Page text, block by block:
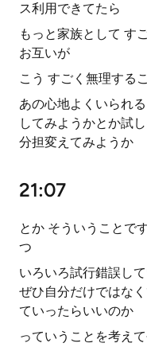
ス利用できてたら
もっと家族として す
お互いが
こう すごく無理する
あの心地よくいられ
してみようかとか試
分担変えてみようか
21:07
とか そういうことで
つ
いろいろ試行錯誤し
ぜひ自分だけではな
ていったらいいのか
っていうことを考え